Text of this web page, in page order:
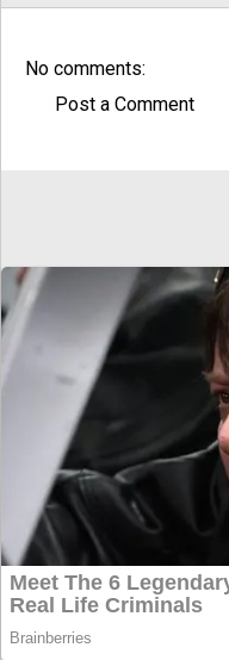
No comments:
Post a Comment